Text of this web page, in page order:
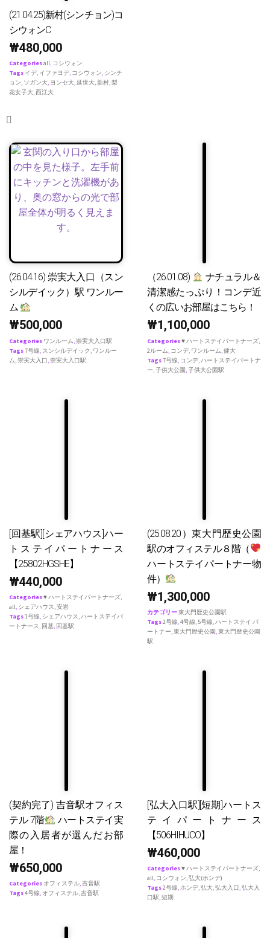
(21.04.25)新村(シンチョン)コ
シウォンC
₩480,000
Categoriesall, コシウォン
Tags イデ, イファヨデ, コシウォン, シンチ
ョン, ソガン大, ヨンセ大,延世大,新村,梨
花女子大,西江大
(26.04.16) 崇実大入口（スン
シルデイック）駅 ワンルー
ム
₩500,000
Categories ワンルーム,崇実大入口駅
Tags7号線, スンシルデイック , ワンルー
ム,崇実大入口,崇実大入口駅
（26.01.08)
ナチュラル＆
清潔感たっぷり！コンデ近
くの広いお部屋はこちら！
₩1,100,000
Categories♥ ハートステイパートナーズ,
2ルーム, コンデ, ワンルーム,健大
Tags7号線, コンデ,ハートステイパートナ
ー,子供大公園,子供大公園駅
[回基駅][シェアハウス]ハー
トステイパートナース
【25802HGSHE】
₩440,000
Categories♥ ハートステイパートナーズ,
all, シェアハウス,安岩
Tags1号線, シェアハウス,ハートステイパ
ートナース, 回基, 回基駅
(25.08.20）東大門歴史公園
駅のオフィステル８階（
ハートステイパートナー物
件）
₩1,300,000
カテゴリー東大門歴史公園駅
Tags2号線,4号線, 5号線,ハートステイ パ
ートナー,東大門歴史公園,東大門歴史公園
駅
(契約完了) 吉音駅オフィス
テル 7階
ハートステイ実
際の入居者が選んだお部
屋！
₩650,000
Categories オフィステル,吉音駅
Tags4号線, オフィステル,吉音駅
[弘大入口駅][短期]ハートス
テイパートナース
【506HIHUCO】
₩460,000
Categories♥ ハートステイパートナーズ,
all, コシウォン,弘大(ホンデ)
Tags2号線,ホンデ,弘大,弘大入口,弘大入
口駅,短期